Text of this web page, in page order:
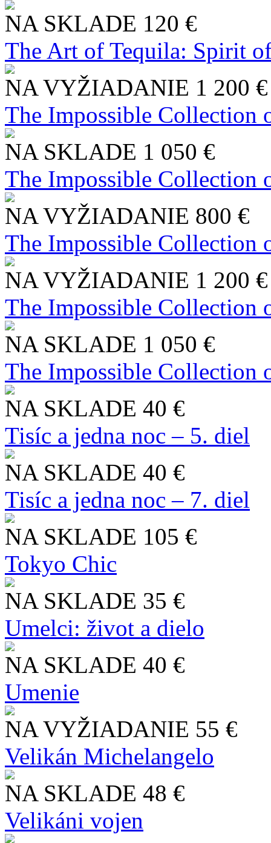
NA SKLADE 120 €
The Art of Tequila: Spirit
NA VYŽIADANIE 1 200 €
The Impossible Collection
NA SKLADE 1 050 €
The Impossible Collection
NA VYŽIADANIE 800 €
The Impossible Collection
NA VYŽIADANIE 1 200 €
The Impossible Collection
NA SKLADE 1 050 €
The Impossible Collection
NA SKLADE 40 €
Tisíc a jedna noc – 5. diel
NA SKLADE 40 €
Tisíc a jedna noc – 7. diel
NA SKLADE 105 €
Tokyo Chic
NA SKLADE 35 €
Umelci: život a dielo
NA SKLADE 40 €
Umenie
NA VYŽIADANIE 55 €
Velikán Michelangelo
NA SKLADE 48 €
Velikáni vojen